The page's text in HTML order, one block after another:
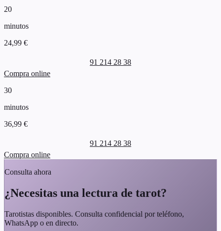
20
minutos
24,99 €
91 214 28 38
Compra online
30
minutos
36,99 €
91 214 28 38
Compra online
Consulta ahora
¿Necesitas una lectura de tarot?
Tarotistas disponibles. Consulta confidencial por teléfono,
WhatsApp o en directo.